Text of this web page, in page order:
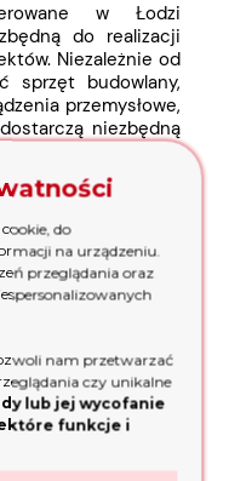
w Łodzi
do realizacji
Niezależnie od
sprzęt budowlany,
przemysłowe,
niezbędną
trwałe konstrukcje
żywotność, nawet
jest kluczowe dla
Wykorzystując
że nasze
dostarczą Ci
niezależnie od
praca nawet w
się na tym, co
Zaufaj ekspertom i
z naszej oferty w
dla każdej
do
na urządzeniu.
przeglądania oraz
nam przetwarzać
czy unikalne
lub jej wycofanie
funkcje i